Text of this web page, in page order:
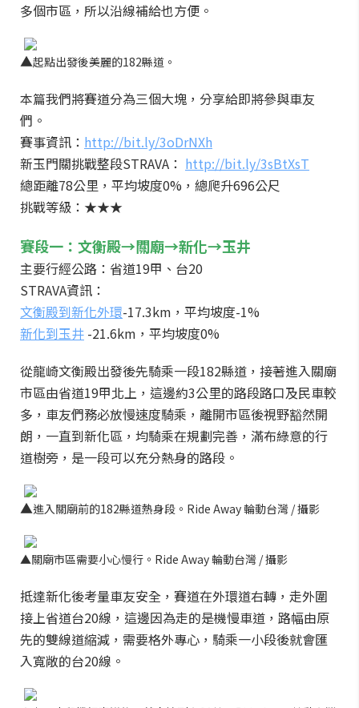
多個市區，所以沿線補給也方便。
▲起點出發後美麗的182縣道。
本篇我們將賽道分為三個大塊，分享給即將參與車友
們。
賽事資訊： http://bit.ly/3oDrNXh
新玉門關挑戰整段STRAVA： http://bit.ly/3sBtXsT
總距離78公里，平均坡度0%，總爬升696公尺
挑戰等級：★★★
賽段一：文衡殿→關廟→新化→玉井
主要行經公路：省道19甲、台20
STRAVA資訊：
文衡殿到新化外環-17.3km，平均坡度-1%
新化到玉井 -21.6km，平均坡度0%
從龍崎文衡殿出發後先騎乘一段182縣道，接著進入關廟
市區由省道19甲北上，這邊約3公里的路段路口及民車較
多，車友們務必放慢速度騎乘，離開市區後視野豁然開
朗，一直到新化區，均騎乘在規劃完善，滿布綠意的行
道樹旁，是一段可以充分熱身的路段。
▲進入關廟前的182縣道熱身段。Ride Away 輪動台灣 / 攝影
▲關廟市區需要小心慢行。Ride Away 輪動台灣 / 攝影
抵達新化後考量車友安全，賽道在外環道右轉，走外圍
接上省道台20線，這邊因為走的是機慢車道，路幅由原
先的雙線道縮減，需要格外專心，騎乘一小段後就會匯
入寬敞的台20線。